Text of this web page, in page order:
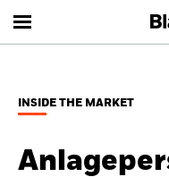
INSIDE THE MARKET